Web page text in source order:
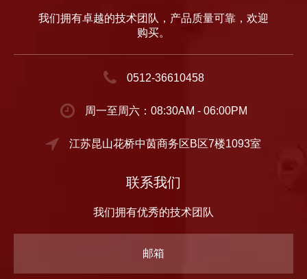
我们拥有卓越的技术团队，产品质量可靠，欢迎
购买。
0512-36610458
周一至周六：08:30AM - 06:00PM
江苏昆山花桥中茵商务区B区7楼1093室
联系我们
我们拥有优秀的技术团队